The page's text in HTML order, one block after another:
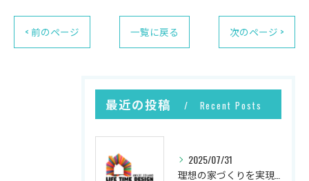
< 前のページ 一覧に戻る 次のページ >
最近の投稿 Recent Posts
2025/07/31